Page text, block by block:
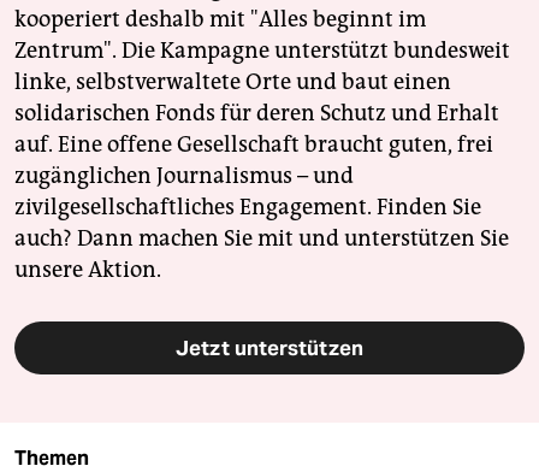
kooperiert deshalb mit "Alles beginnt im
Zentrum". Die Kampagne unterstützt bundesweit
linke, selbstverwaltete Orte und baut einen
solidarischen Fonds für deren Schutz und Erhalt
auf. Eine offene Gesellschaft braucht guten, frei
zugänglichen Journalismus – und
zivilgesellschaftliches Engagement. Finden Sie
auch? Dann machen Sie mit und unterstützen Sie
unsere Aktion.
Jetzt unterstützen
Themen